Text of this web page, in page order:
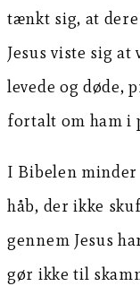
tænkt sig, at
Jesus viste sig
levede og døde,
fortalt om ham i
I Bibelen minder
håb, der ikke
gennem Jesus
gør ikke til